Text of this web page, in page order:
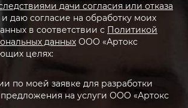
дачи согласия или отказа
и даю согласие на обработку моих
в соответствии с Политикой
данных ООО «Артокс
целях:
по моей заявке для разработки
на услуги ООО «Артокс